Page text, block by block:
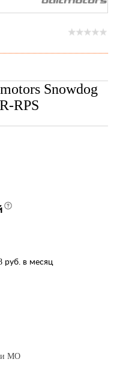
Snowdog
RPS
руб. в месяц
и МО